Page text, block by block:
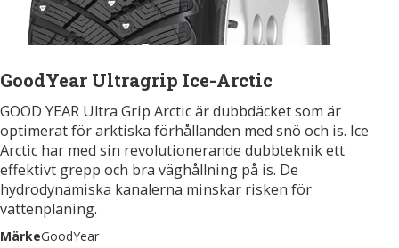
GoodYear Ultragrip Ice-Arctic
GOOD YEAR Ultra Grip Arctic är dubbdäcket som är
optimerat för arktiska förhållanden med snö och is. Ice
Arctic har med sin revolutionerande dubbteknik ett
effektivt grepp och bra väghållning på is. De
hydrodynamiska kanalerna minskar risken för
vattenplaning.
MärkeGoodYear